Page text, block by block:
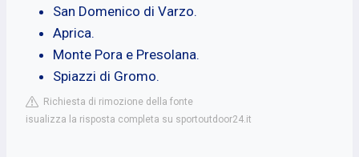
San Domenico di Varzo.
Aprica.
Monte Pora e Presolana.
Spiazzi di Gromo.
Richiesta di rimozione della fonte
isualizza la risposta completa su sportoutdoor24.it